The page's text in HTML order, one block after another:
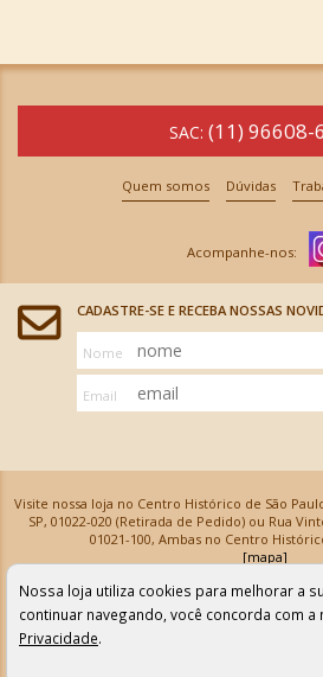
SAC: (11) 96608-
Quem somos Dúvidas
CADASTRE-SE E RECEBA NOSSAS
Nome
Email
Visite nossa loja no Centro Histórico de São
SP, 01022-020 (Retirada de Pedido) ou Rua
01021-100, Ambas no Centro
[mapa]
Armarinhos Santa Cecília Ltda | CNPJ:
Os preços e as condições de pagamento apresentadas na loja
podem sofrer alterações sem aviso prévio. Vendas com
confirmação de dados.
Nossa loja utiliza cookies para melhorar a
continuar navegando, você concorda com a
Privacidade.